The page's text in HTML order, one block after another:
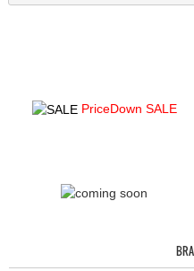
PriceDown SALE